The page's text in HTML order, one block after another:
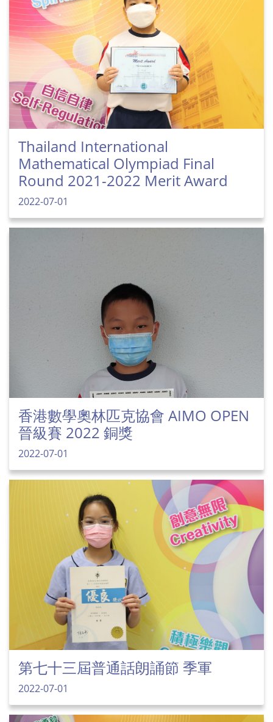
Thailand International
Mathematical Olympiad Final
Round 2021-2022 Merit Award
2022-07-01
香港數學奧林匹克協會 AIMO OPEN
晉級賽 2022 銅獎
2022-07-01
第七十三屆普通話朗誦節 季軍
2022-07-01